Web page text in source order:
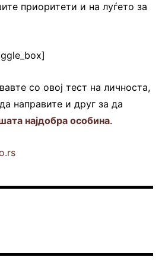
приоритети и на луѓето за
со овој тест на личноста,
направите и друг за да
најдобра особина.